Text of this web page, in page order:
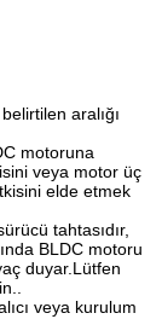
aralığı
motoruna
veya motor üç
elde etmek
tahtasıdır,
BLDC motoru
duyar.Lütfen
veya kurulum